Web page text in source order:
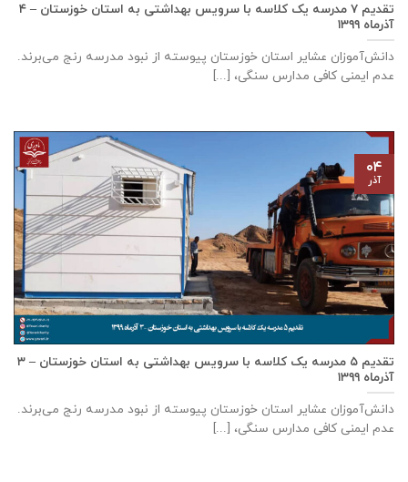
تقدیم ۷ مدرسه یک کلاسه با سرويس بهداشتی به استان خوزستان – ۴
آذر‌ماه ۱۳۹۹
دانش‌آموزان عشایر استان خوزستان پيوسته از نبود مدرسه رنج می‌برند.
عدم ایمنی کافی مدارس سنگی، [...]
تقدیم ۵ مدرسه یک کلاسه با سرويس بهداشتی به استان خوزستان – ۳
آذر‌ماه ۱۳۹۹
دانش‌آموزان عشایر استان خوزستان پيوسته از نبود مدرسه رنج می‌برند.
عدم ایمنی کافی مدارس سنگی، [...]
۰۴
آذر